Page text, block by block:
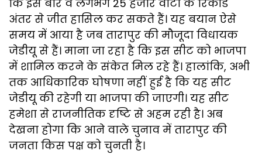
कि इस बार वे लगभग 25 हजार वोटों के रिकॉर्ड
अंतर से जीत हासिल कर सकते हैं। यह बयान ऐसे
समय में आया है जब तारापुर की मौजूदा विधायक
जेडीयू से हैं। माना जा रहा है कि इस सीट को भाजपा
में शामिल करने के संकेत मिल रहे हैं। हालांकि, अभी
तक आधिकारिक घोषणा नहीं हुई है कि यह सीट
जेडीयू की रहेगी या भाजपा की जाएगी। यह सीट
हमेशा से राजनीतिक दृष्टि से अहम रही है। अब
देखना होगा कि आने वाले चुनाव में तारापुर की
जनता किस पक्ष को चुनती है।